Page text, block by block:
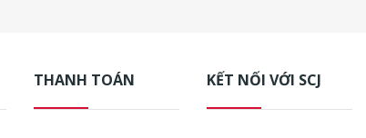
THANH TOÁN KẾT NỐI VỚI SCJ